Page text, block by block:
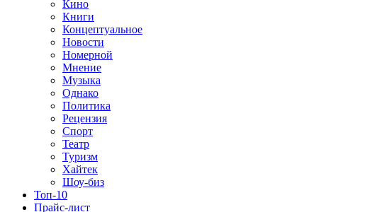
Кино
Книги
Концептуальное
Новости
Номерной
Мнение
Музыка
Однако
Политика
Рецензия
Спорт
Театр
Туризм
Хайтек
Шоу-биз
Топ-10
Прайс-лист